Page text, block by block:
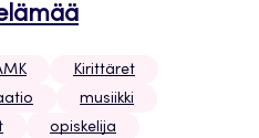
Kirittäret
musiikki
opiskelija